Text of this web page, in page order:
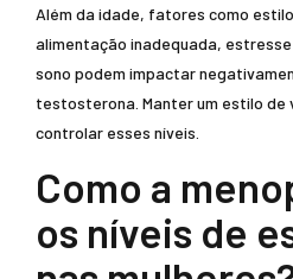
Além da idade, fatores como
alimentação inadequada,
sono podem impactar
testosterona. Manter um estilo de
controlar esses níveis.
Como a
os níveis de